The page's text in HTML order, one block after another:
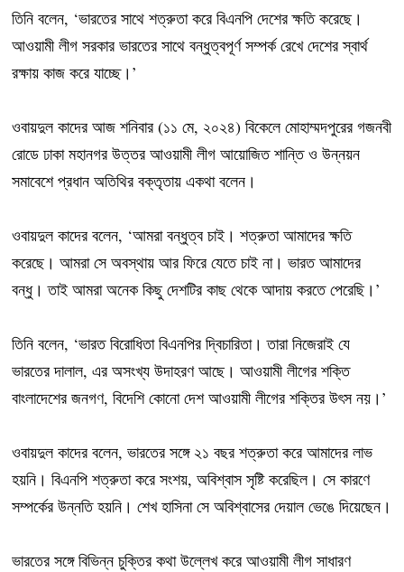
তিনি বলেন, ‘ভারতের সাথে শত্রুতা করে বিএনপি দেশের ক্ষতি করেছে।
আওয়ামী লীগ সরকার ভারতের সাথে বন্ধুত্বপূর্ণ সম্পর্ক রেখে দেশের স্বার্থ
রক্ষায় কাজ করে যাচ্ছে।’
ওবায়দুল কাদের আজ শনিবার (১১ মে, ২০২৪) বিকেলে মোহাম্মদপুরের গজনবী
রোডে ঢাকা মহানগর উত্তর আওয়ামী লীগ আয়োজিত শান্তি ও উন্নয়ন
সমাবেশে প্রধান অতিথির বক্তৃতায় একথা বলেন।
ওবায়দুল কাদের বলেন, ‘আমরা বন্ধুত্ব চাই। শত্রুতা আমাদের ক্ষতি
করেছে। আমরা সে অবস্থায় আর ফিরে যেতে চাই না। ভারত আমাদের
বন্ধু। তাই আমরা অনেক কিছু দেশটির কাছ থেকে আদায় করতে পেরেছি।’
তিনি বলেন, ‘ভারত বিরোধিতা বিএনপির দ্বিচারিতা। তারা নিজেরাই যে
ভারতের দালাল, এর অসংখ্য উদাহরণ আছে। আওয়ামী লীগের শক্তি
বাংলাদেশের জনগণ, বিদেশি কোনো দেশ আওয়ামী লীগের শক্তির উৎস নয়।’
ওবায়দুল কাদের বলেন, ভারতের সঙ্গে ২১ বছর শত্রুতা করে আমাদের লাভ
হয়নি। বিএনপি শত্রুতা করে সংশয়, অবিশ্বাস সৃষ্টি করেছিল। সে কারণে
সম্পর্কের উন্নতি হয়নি। শেখ হাসিনা সে অবিশ্বাসের দেয়াল ভেঙে দিয়েছেন।
ভারতের সঙ্গে বিভিন্ন চুক্তির কথা উল্লেখ করে আওয়ামী লীগ সাধারণ